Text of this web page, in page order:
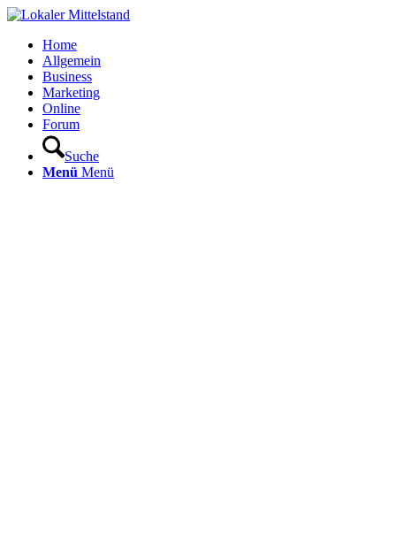
Home
Allgemein
Business
Marketing
Online
Forum
Suche
Menü Menü